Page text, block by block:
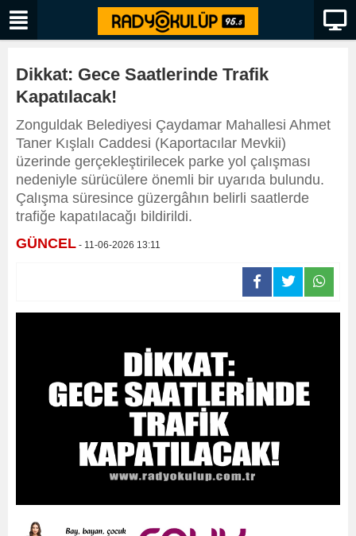
Dikkat: Gece Saatlerinde Trafik
Kapatılacak!
​​​​​​​Zonguldak Belediyesi Çaydamar Mahallesi Ahmet
Taner Kışlalı Caddesi (Kaportacılar Mevkii)
üzerinde gerçekleştirilecek parke yol çalışması
nedeniyle sürücülere önemli bir uyarıda bulundu.
Çalışma süresince güzergâhın belirli saatlerde
trafiğe kapatılacağı bildirildi.
GÜNCEL - 11-06-2026 13:11